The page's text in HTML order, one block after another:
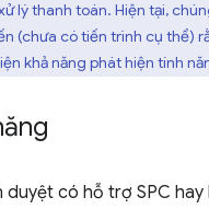
lý thanh toán. Hiện tại,
(chưa có tiến trình cụ thể)
khả năng phát hiện tính
duyệt có hỗ trợ SPC